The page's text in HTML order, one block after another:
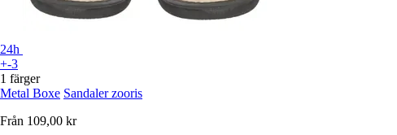
24h
+-3
1 färger
Metal Boxe Sandaler zooris
Från 109,00 kr